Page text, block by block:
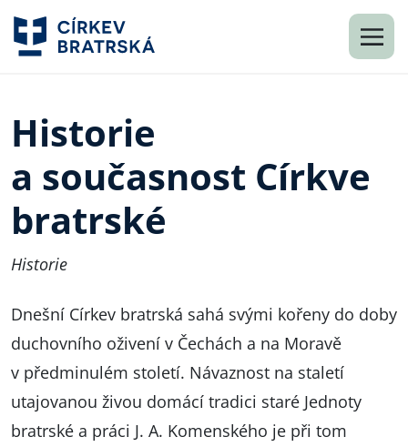
Historie
a současnost Církve
bratrské
Historie
Dnešní Církev bratrská sahá svými kořeny do doby
duchovního oživení v Čechách a na Moravě
v předminulém století. Návaznost na staletí
utajovanou živou domácí tradici staré Jednoty
bratrské a práci J. A. Komenského je při tom